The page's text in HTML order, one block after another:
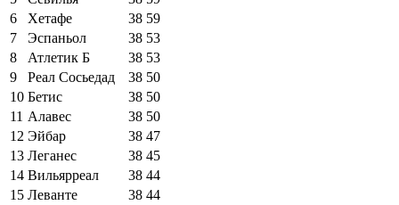
6
Хетафе 38 59
7
Эспаньол 38 53
8
Атлетик Б 38 53
9
Реал Сосьедад 38 50
10 Бетис 38 50
11 Алавес 38 50
12 Эйбар 38 47
13 Леганес 38 45
14 Вильярреал 38 44
15 Леванте 38 44